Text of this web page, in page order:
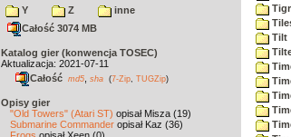
Y
Z
inne
Całość 3074 MB
Katalog gier (konwencja TOSEC)
Aktualizacja: 2021-07-11
Całość md5 sha (7-Zip TUGZip)
Opisy gier
"Old Towers" (Atari ST) opisał Misza (19)
Submarine Commander opisał Kaz (36)
Tilt